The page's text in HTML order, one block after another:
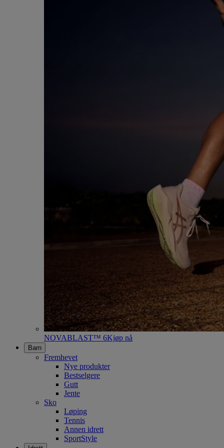
NOVABLAST™ 6Kjøp nå
Barn
Fremhevet
Nye produkter
Bestselgere
Gutt
Jente
Sko
Løping
Tennis
Annen idrett
SportStyle